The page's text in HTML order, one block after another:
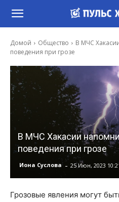
Домой Общество
В МЧС
поведения при грозе
В МЧС Хакасии
поведения при грозе
Иона Суслова - 25 Июн, 2023
Грозовые явления могут